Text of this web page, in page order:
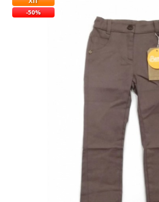
-50%